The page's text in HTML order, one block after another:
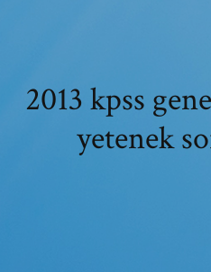
2013 kpss
yetenek